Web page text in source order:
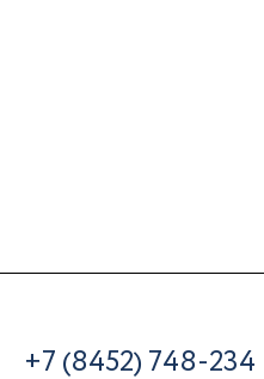
+7 (8452) 748-234